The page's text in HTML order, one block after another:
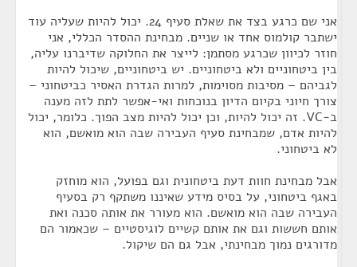
אני שם כרגע בצד את שאלת סעיף 24. יכול להיות שעליה עוד
ישתבר קולמוס אחד או שניים. מבחינת ההסדר הכללי, אני
חוזר לכיוון שכרגע מסתמן: לייצר את החלוקה שדיברנו עליה,
בין ביטחוניים ולא ביטחוניים. יש ביטחוניים, שיכול להיות
לגביהם – מסיבות מסוימות, למרות הגדרת האסיר כביטחוני –
צורך חיוני בקיום הדיון בנוכחות ואי-אפשר לתת לזה מענה
ב-VC. זה יכול להיות, וכן יכול להיות מצב הפוך. כלומר, יכול
להיות אדם, שמבחינת סעיף העבירה שבה הוא מואשם, הוא
לא ביטחוני.
אבל מבחינת חוות דעת ביטחונית וגם בפועל, הוא מוחזק
באגף ביטחוני, על בסיס מידע שאיננו משתקף רק בסעיף
העבירה שבה הוא מואשם. הוא מעורר את אותה סכנה ואת
אותם חששות וגם את אותם קשיים לוגיסטיים – שכאמור הם
מדורגים נמוך מבחינתי, אבל גם הם שיקול.